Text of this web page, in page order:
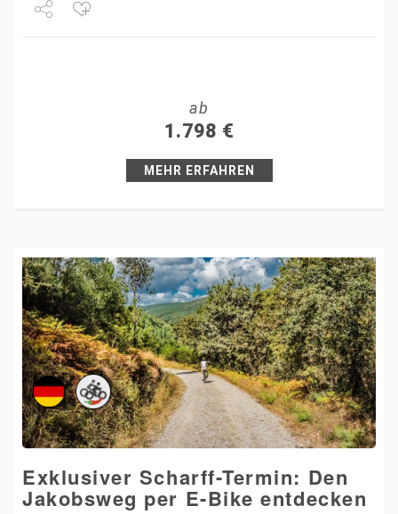
ab
1.798 €
MEHR ERFAHREN
Exklusiver Scharff-Termin: Den
Jakobsweg per E-Bike entdecken